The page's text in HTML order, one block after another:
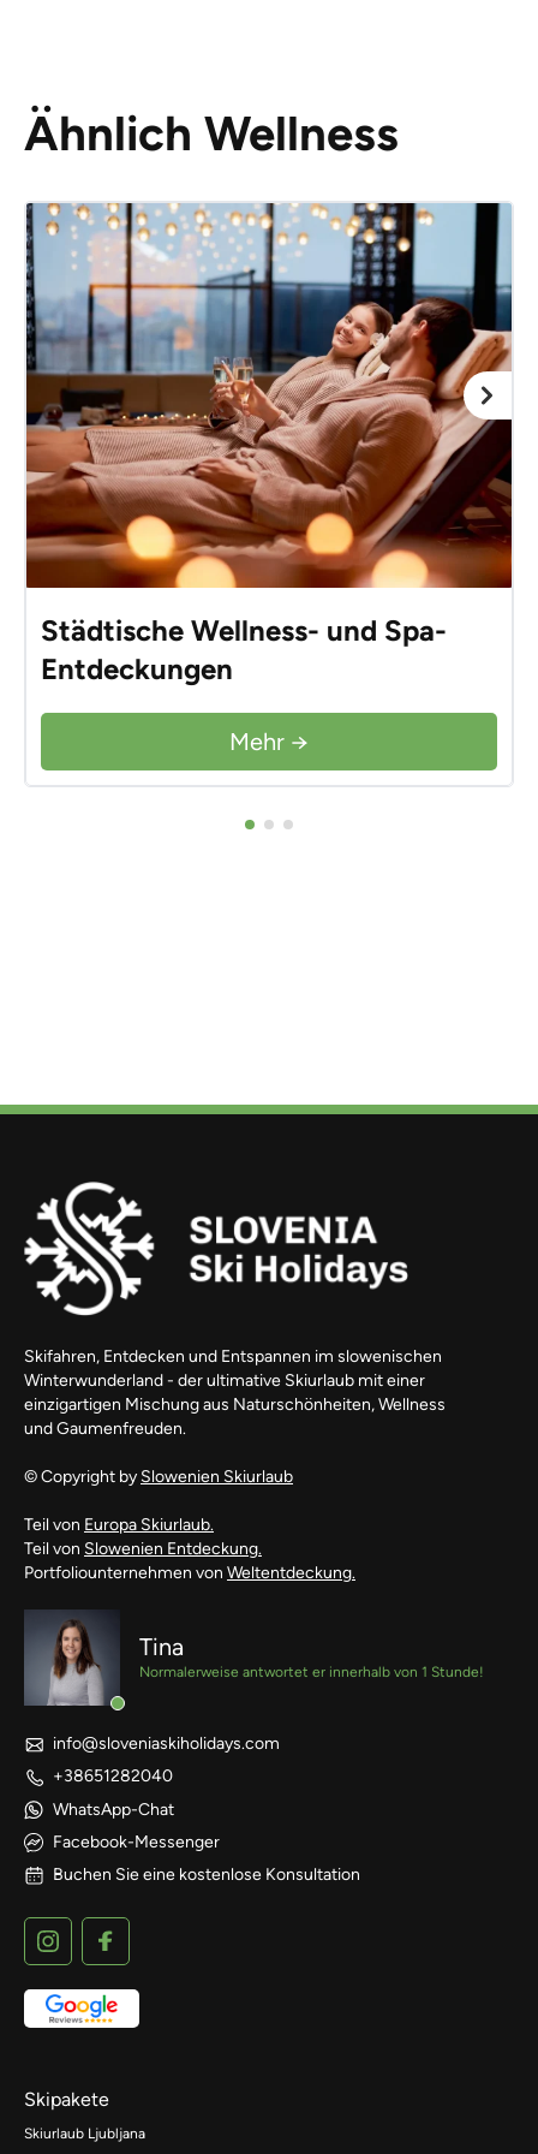
Ähnlich Wellness
Städtische Wellness- und Spa-
Entdeckungen
Mehr →
Skifahren, Entdecken und Entspannen im slowenischen
Winterwunderland - der ultimative Skiurlaub mit einer
einzigartigen Mischung aus Naturschönheiten, Wellness
und Gaumenfreuden.
© Copyright by Slowenien Skiurlaub
Teil von Europa Skiurlaub.
Teil von Slowenien Entdeckung.
Portfoliounternehmen von Weltentdeckung.
Tina
Normalerweise antwortet er innerhalb von 1 Stunde!
info@sloveniaskiholidays.com
+38651282040
WhatsApp-Chat
Facebook-Messenger
Buchen Sie eine kostenlose Konsultation
Skipakete
Skiurlaub Ljubljana